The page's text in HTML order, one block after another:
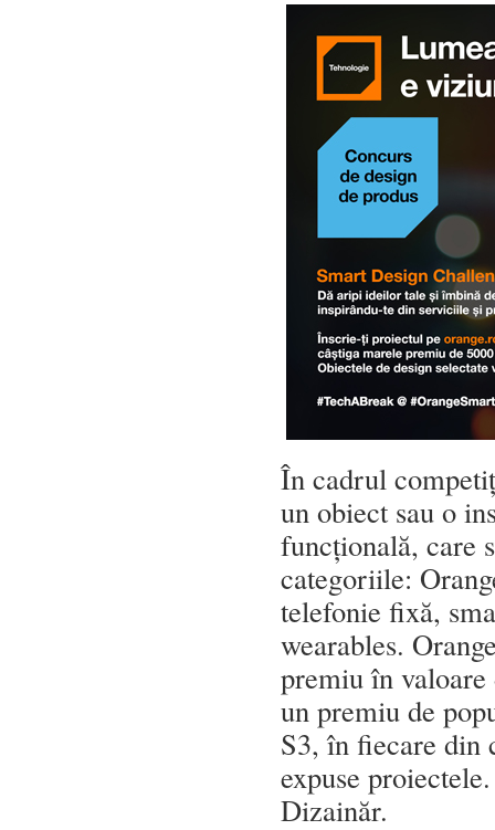
În cadrul
un obiect sau o
funcțională, care
categoriile:
telefonie fixă,
wearables.
premiu în valoare
un premiu de
S3, în fiecare din
expuse
Dizainăr.